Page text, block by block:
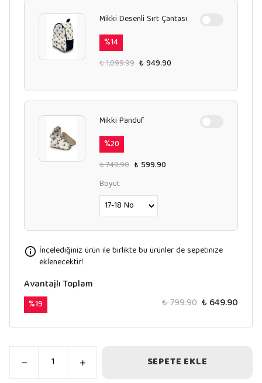
Mikki Desenli Sırt Çantası
%14
₺ 1,099.99 ₺ 949.90
Mikki Panduf
%20
₺ 749.90 ₺ 599.90
Boyut
İncelediğiniz ürün ile birlikte bu ürünler de sepetinize
eklenecektir!
Avantajlı Toplam
%19 ₺ 799.90 ₺ 649.90
SEPETE EKLE